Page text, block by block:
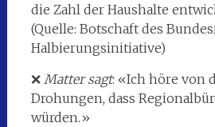
die Zahl der Haushalte
(Quelle: Botschaft des
Halbierungsinitiative)
❌ Matter sagt: «Ich höre von
Drohungen, dass
würden.»